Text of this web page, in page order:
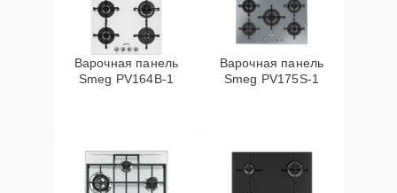
Варочная панель
Smeg PV164B-1
Варочная панель
Smeg PV175S-1